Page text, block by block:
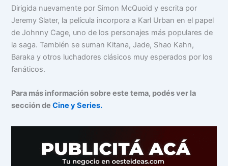
Dirigida nuevamente por Simon McQuoid y escrita por
Jeremy Slater, la película incorpora a Karl Urban en el papel
de Johnny Cage, uno de los personajes más populares de
la saga. También se suman Kitana, Jade, Shao Kahn,
Baraka y otros luchadores clásicos muy esperados por los
fanáticos.
Para más información sobre este tema, podés ver la
sección deCine y Series.